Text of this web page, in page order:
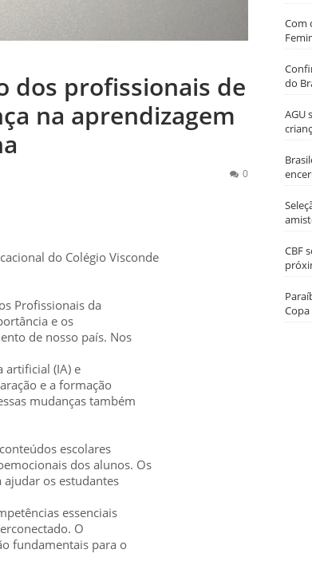
dos profissionais de
na aprendizagem
0
do Colégio Visconde
Profissionais da
e os
de nosso país. Nos
artificial (IA) e
e a formação
mudanças também
escolares
dos alunos. Os
os estudantes
essenciais
O
fundamentais para o
Com
do
AGU
CBF
Copa